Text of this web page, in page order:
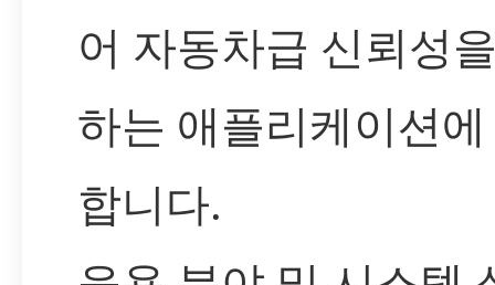
어 자동차급 신뢰성
하는 애플리케이션
합니다.